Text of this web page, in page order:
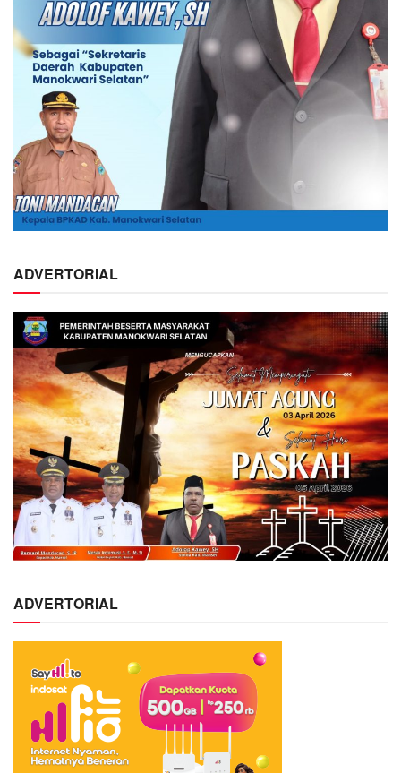
ADVERTORIAL
ADVERTORIAL